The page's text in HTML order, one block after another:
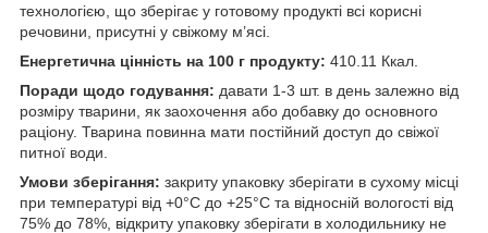
технологією, що зберігає у готовому продукті всі корисні
речовини, присутні у свіжому м’ясі.
Енергетична цінність на 100 г продукту: 410.11 Ккал.
Поради щодо годування: давати 1-3 шт. в день залежно від
розміру тварини, як заохочення або добавку до основного
раціону. Тварина повинна мати постійний доступ до свіжої
питної води.
Умови зберігання: закриту упаковку зберігати в сухому місці
при температурі від +0°C до +25°C та відносній вологості від
75% до 78%, відкриту упаковку зберігати в холодильнику не